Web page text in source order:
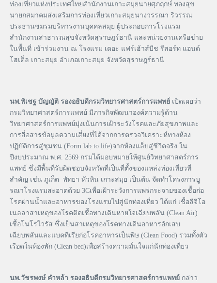
ท่องเที่ยวแห่งประเทศไทยสำนักงานเกาะสมุยนายศุภฤกษ์ ทองสุข
นายกสมาคมส่งเสริมการท่องเที่ยวเกาะสมุยนางวรรณา ริวรรณ
ประธานชมรมบริหารงานบุคคลสมุย ผู้ประกอบการโรงแรม
สำนักงานสาธารณสุขจังหวัดสุราษฎร์ธานี และหน่วยงานเครือข่าย
ในพื้นที่ เข้าร่วมงาน ณ โรงแรม เดอะ แฟร์เฮ้าส์บีช รีสอร์ท แอนด์
โฮเต็ล เกาะสมุย อำเภอเกาะสมุย จังหวัดสุราษฎร์ธานี
นพ.พิเชฐ บัญญัติ รองอธิบดีกรมวิทยารศาสตร์การแพทย์ เปิดเผยว่า
กรมวิทยาศาสตร์การแพทย์ มีภารกิจพัฒนาองค์ความรู้ด้าน
วิทยาศาสตร์การแพทย์มุ่งเน้นการเฝ้าระวังโรคและภัยสุขภาพและ
การสื่อสารข้อมูลความเสี่ยงที่ได้จากการตรวจวิเคราะห์ทางห้อง
ปฏิบัติการสู่ชุมชน (Form lab to life)จากห้องแล็บสู่ชีวิตจริง ใน
ปีงบประมาณ พ.ศ. 2569 กรมได้มอบหมายให้ศูนย์วิทยาศาสตร์การ
แพทย์ ซึ่งมีพื้นที่รับผิดชอบจังหวัดที่เป็นที่ตั้งของแหล่งท่องเที่ยวที่
สำคัญ เช่น ภูเก็ต พัทยา หัวหิน เกาะสมุย เป็นต้น จัดทำโครงการบู
รณาโรงแรมสะอาดด้วย 3Cเพื่อเฝ้าระวังการแพร่กระจายของเชื้อก่อ
โรคผ่านน้ำและอาหารของโรงแรมไปสู่นักท่องเที่ยว ได้แก่ เชื้อลีจิโอ
เนลลาสาเหตุของโรคติดเชื้อทางเดินหายใจเฉียบพลัน (Clean Air)
เชื้อโนโรไวรัส ซึ่งเป็นสาเหตุของโรคทางเดินอาหารอักเสบ
เฉียบพลันและแบคทีเรียก่อโรคอาหารเป็นพิษ (Clean Food) รวมทั้งตัว
เรือดในห้องพัก (Clean bed)เพื่อสร้างความมั่นใจแก่นักท่องเที่ยว
นพ.วัชรพงษ์ คำหล้า รองอธิบดีกรมวิทยารศาสตร์การแพทย์ กล่าว